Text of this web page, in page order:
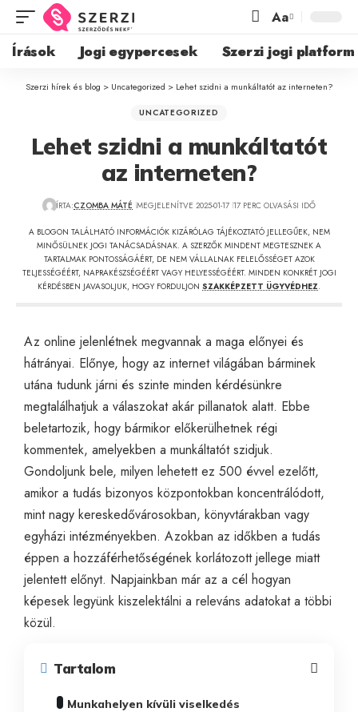
Aa
Írások Jogi egypercesek Szerzi jogi platform
Szerzi hírek és blog > Uncategorized > Lehet szidni a munkáltatót az interneten?
UNCATEGORIZED
Lehet szidni a munkáltatót
az interneten?
ÍRTA:CZOMBA MÁTÉ MEGJELENÍTVE 2025-01-17 17 PERC OLVASÁSI IDŐ
A BLOGON TALÁLHATÓ INFORMÁCIÓK KIZÁRÓLAG TÁJÉKOZTATÓ JELLEGŰEK, NEM
MINŐSÜLNEK JOGI TANÁCSADÁSNAK. A SZERZŐK MINDENT MEGTESZNEK A
TARTALMAK PONTOSSÁGÁÉRT, DE NEM VÁLLALNAK FELELŐSSÉGET AZOK
TELJESSÉGÉÉRT, NAPRAKÉSZSÉGÉÉRT VAGY HELYESSÉGÉÉRT. MINDEN KONKRÉT JOGI
KÉRDÉSBEN JAVASOLJUK, HOGY FORDULJON SZAKKÉPZETT ÜGYVÉDHEZ.
Az online jelenlétnek megvannak a maga előnyei és
hátrányai. Előnye, hogy az internet világában bárminek
utána tudunk járni és szinte minden kérdésünkre
megtalálhatjuk a válaszokat akár pillanatok alatt. Ebbe
beletartozik, hogy bármikor előkerülhetnek régi
kommentek, amelyekben a munkáltatót szidjuk.
Gondoljunk bele, milyen lehetett ez 500 évvel ezelőtt,
amikor a tudás bizonyos központokban koncentrálódott,
mint nagy kereskedővárosokban, könyvtárakban vagy
egyházi intézményekben. Azokban az időkben a tudás
éppen a hozzáférhetőségének korlátozott jellege miatt
jelentett előnyt. Napjainkban már az a cél hogyan
képesek legyünk kiszelektálni a releváns adatokat a többi
közül.
Tartalom
Munkahelyen kívüli viselkedés